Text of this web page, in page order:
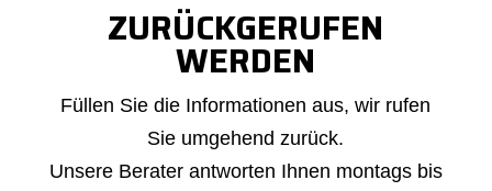
ZURÜCKGERUFEN
WERDEN
Bitte
Rückruf
Füllen Sie die Informationen aus, wir rufen
Sie umgehend zurück.
Unsere Berater antworten Ihnen montags bis